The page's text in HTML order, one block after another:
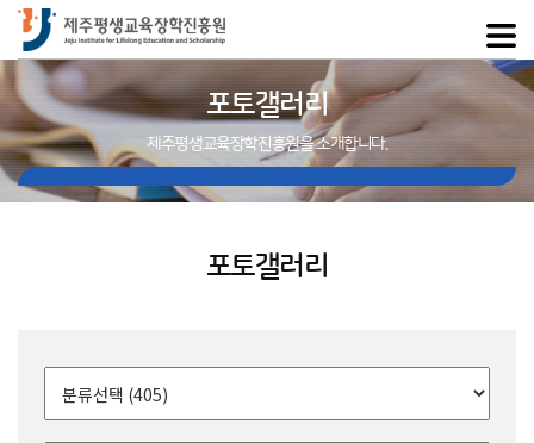
포토갤러리
제주평생교육장학진흥원을 소개합니다.
포토갤러리